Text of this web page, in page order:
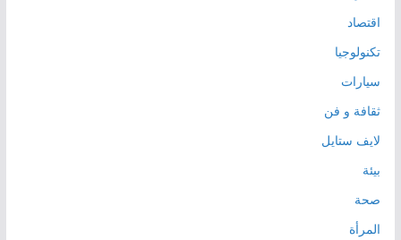
اقتصاد
تكنولوجيا
سيارات
ثقافة و فن
لايف ستايل
بيئة
صحة
المرأة